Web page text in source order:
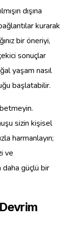
dışına
kurarak
bir öneriyi,
sonuçlar
yaşam nasıl
başlatabilir.
sizin kişisel
harmanlayın;
ve
güçlü bir